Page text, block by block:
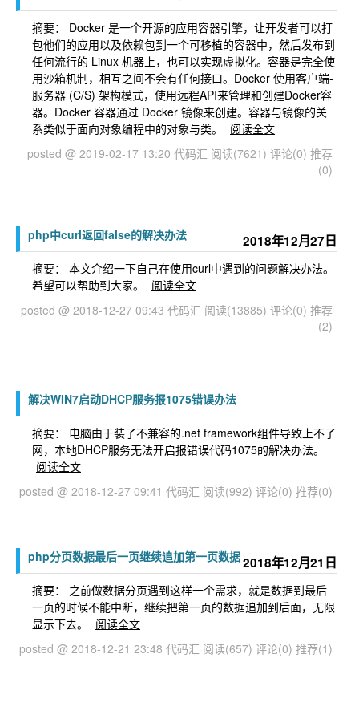
摘要： Docker 是一个开源的应用容器引擎，让开发者可以打
包他们的应用以及依赖包到一个可移植的容器中，然后发布到
任何流行的 Linux 机器上，也可以实现虚拟化。容器是完全使
用沙箱机制，相互之间不会有任何接口。Docker 使用客户端-
服务器 (C/S) 架构模式，使用远程API来管理和创建Docker容
器。Docker 容器通过 Docker 镜像来创建。容器与镜像的关
系类似于面向对象编程中的对象与类。
阅读全文
posted @ 2019-02-17 13:20 代码汇 阅读(7621) 评论(0) 推荐
(0)
2018年12月27日
php中curl返回false的解决办法
摘要： 本文介绍一下自己在使用curl中遇到的问题解决办法。
希望可以帮助到大家。
阅读全文
posted @ 2018-12-27 09:43 代码汇 阅读(13885) 评论(0) 推荐
(2)
解决WIN7启动DHCP服务报1075错误办法
摘要： 电脑由于装了不兼容的.net framework组件导致上不了
网，本地DHCP服务无法开启报错误代码1075的解决办法。
阅读全文
posted @ 2018-12-27 09:41 代码汇 阅读(992) 评论(0) 推荐(0)
2018年12月21日
php分页数据最后一页继续追加第一页数据
摘要： 之前做数据分页遇到这样一个需求，就是数据到最后
一页的时候不能中断，继续把第一页的数据追加到后面，无限
显示下去。
阅读全文
posted @ 2018-12-21 23:48 代码汇 阅读(657) 评论(0) 推荐(1)